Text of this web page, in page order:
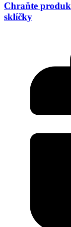
Chraňte
sklíčky